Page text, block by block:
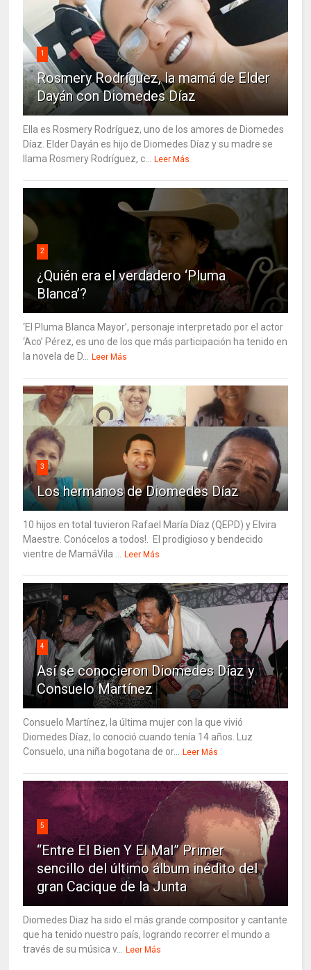
1
Rosmery Rodríguez, la mamá de Elder
Dayán con Diomedes Díaz
Ella es Rosmery Rodríguez, uno de los amores de Diomedes
Díaz. Elder Dayán es hijo de Diomedes Díaz y su madre se
llama Rosmery Rodríguez, c... Leer Más
2
¿Quién era el verdadero ‘Pluma
Blanca’?
‘El Pluma Blanca Mayor’, personaje interpretado por el actor
‘Aco’ Pérez, es uno de los que más participación ha tenido en
la novela de D... Leer Más
3
Los hermanos de Diomedes Díaz
10 hijos en total tuvieron Rafael María Díaz (QEPD) y Elvira
Maestre. Conócelos a todos!. El prodigioso y bendecido
vientre de MamáVila ... Leer Más
4
Así se conocieron Diomedes Díaz y
Consuelo Martínez
Consuelo Martínez, la última mujer con la que vivió
Diomedes Díaz, lo conoció cuando tenía 14 años. Luz
Consuelo, una niña bogotana de or... Leer Más
5
“Entre El Bien Y El Mal” Primer
sencillo del último álbum inédito del
gran Cacique de la Junta
Diomedes Diaz ha sido el más grande compositor y cantante
que ha tenido nuestro país, logrando recorrer el mundo a
través de su música v... Leer Más